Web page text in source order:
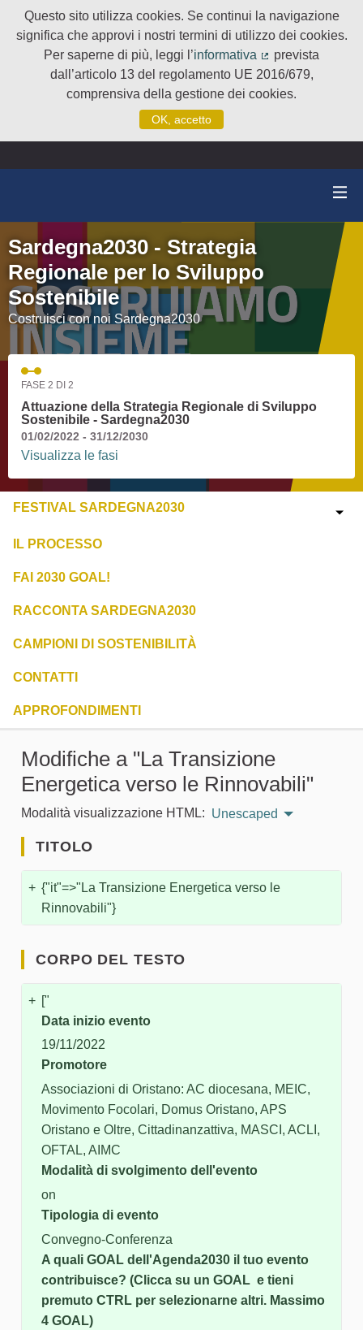
Questo sito utilizza cookies. Se continui la navigazione
significa che approvi i nostri termini di utilizzo dei cookies.
Per saperne di più, leggi l’informativa
(Collegamento
prevista
dall’articolo 13 del regolamento UE 2016/679,
comprensiva della gestione dei cookies.
OK, accetto
Sardegna2030 - Strategia
Regionale per lo Sviluppo
Sostenibile
Costruisci con noi Sardegna2030
FASE 2 DI 2
Attuazione della Strategia Regionale di Sviluppo
Sostenibile - Sardegna2030
01/02/2022 - 31/12/2030
Visualizza le fasi
FESTIVAL SARDEGNA2030
IL PROCESSO
FAI 2030 GOAL!
RACCONTA SARDEGNA2030
CAMPIONI DI SOSTENIBILITÀ
CONTATTI
APPROFONDIMENTI
Modifiche a "La Transizione
Energetica verso le Rinnovabili"
Modalità visualizzazione HTML: Unescaped
TITOLO
+ {"it"=>"La Transizione Energetica verso le
Rinnovabili"}
CORPO DEL TESTO
+ ["
Data inizio evento
19/11/2022
Promotore
Associazioni di Oristano: AC diocesana, MEIC,
Movimento Focolari, Domus Oristano, APS
Oristano e Oltre, Cittadinanzattiva, MASCI, ACLI,
OFTAL, AIMC
Modalità di svolgimento dell'evento
on
Tipologia di evento
Convegno-Conferenza
A quali GOAL dell'Agenda2030 il tuo evento
contribuisce? (Clicca su un GOAL e tieni
premuto CTRL per selezionarne altri. Massimo
4 GOAL)